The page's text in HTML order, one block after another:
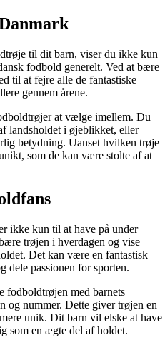
til dit barn, viser du ikke kun
fodbold generelt. Ved at bære
til at fejre alle de fantastiske
gennem årene.
at vælge imellem. Du
landsholdet i øjeblikket, eller
betydning. Uanset hvilken trøje
som de kan være stolte af at
ikke kun til at have på under
trøjen i hverdagen og vise
Det kan være en fantastisk
dele passionen for sporten.
fodboldtrøjen med barnets
og nummer. Dette giver trøjen en
unik. Dit barn vil elske at have
som en ægte del af holdet.